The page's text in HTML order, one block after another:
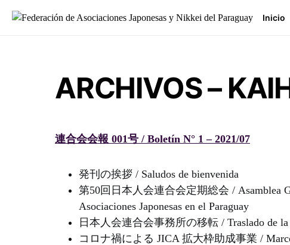
Inicio
Buscar:
ARCHIVOS –
連合会会報 001号 / Boletín N° 1 – 2021/07
発刊の挨拶 / Saludos de bienvenida
第50回日本人会連合会定期総会 / Asamblea
Asociaciones Japonesas en el Paraguay
日本人会連合会事務所の移転 / Traslado de la
コロナ禍による JICA 拡大枠助成事業 /